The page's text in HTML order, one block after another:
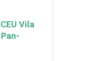
Vila